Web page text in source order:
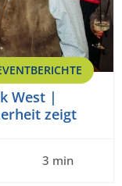
West |
zeigt
3 min